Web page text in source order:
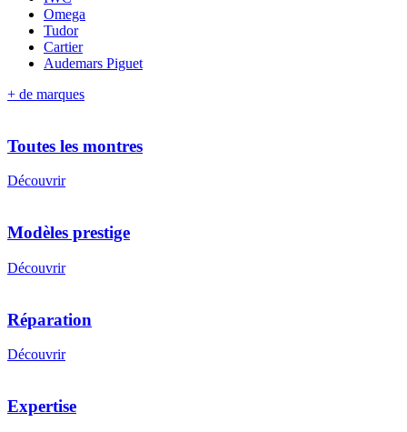
Omega
Tudor
Cartier
Audemars Piguet
+ de marques
Toutes les montres
Découvrir
Modèles prestige
Découvrir
Réparation
Découvrir
Expertise